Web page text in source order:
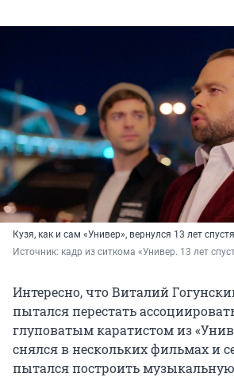
Кузя, как и сам «Универ», вернулся 13 лет спустя
Источник: кадр из ситкома «Универ. 13 лет
Интересно, что Виталий
пытался перестать
глуповатым каратистом из
снялся в нескольких фильмах и
пытался построить музыкальную